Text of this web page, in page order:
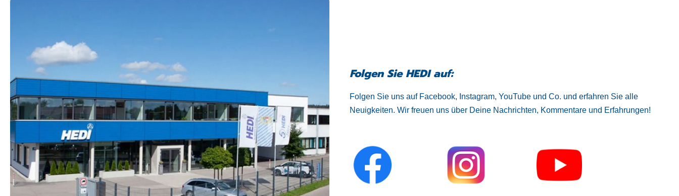
Folgen Sie HEDI auf:
Folgen Sie uns auf Facebook, Instagram, YouTube und Co. und erfahren Sie alle
Neuigkeiten. Wir freuen uns über Deine Nachrichten, Kommentare und Erfahrungen!